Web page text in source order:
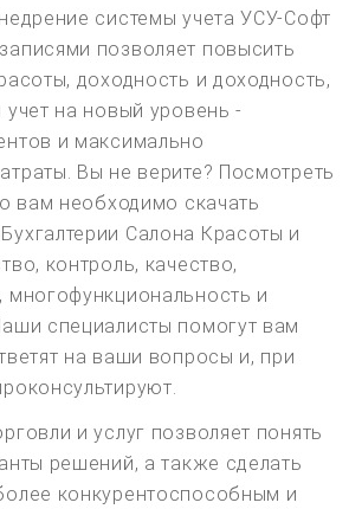
системы учета УСУ-Софт
позволяет повысить
доходность и доходность,
на новый уровень -
и максимально
Вы не верите? Посмотреть
вам необходимо скачать
Салона Красоты и
контроль, качество,
многофункциональность и
специалисты помогут вам
на ваши вопросы и, при
и услуг позволяет понять
решений, а также сделать
конкурентоспособным и